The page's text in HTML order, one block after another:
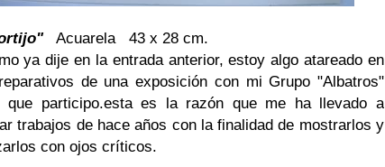
Acuarela
43 x 28 cm.
ya dije en la entrada anterior, estoy algo atareado en
de una exposición con mi Grupo "Albatros"
que participo.esta es la razón que me ha llevado a
trabajos de hace años con la finalidad de mostrarlos y
con ojos críticos.